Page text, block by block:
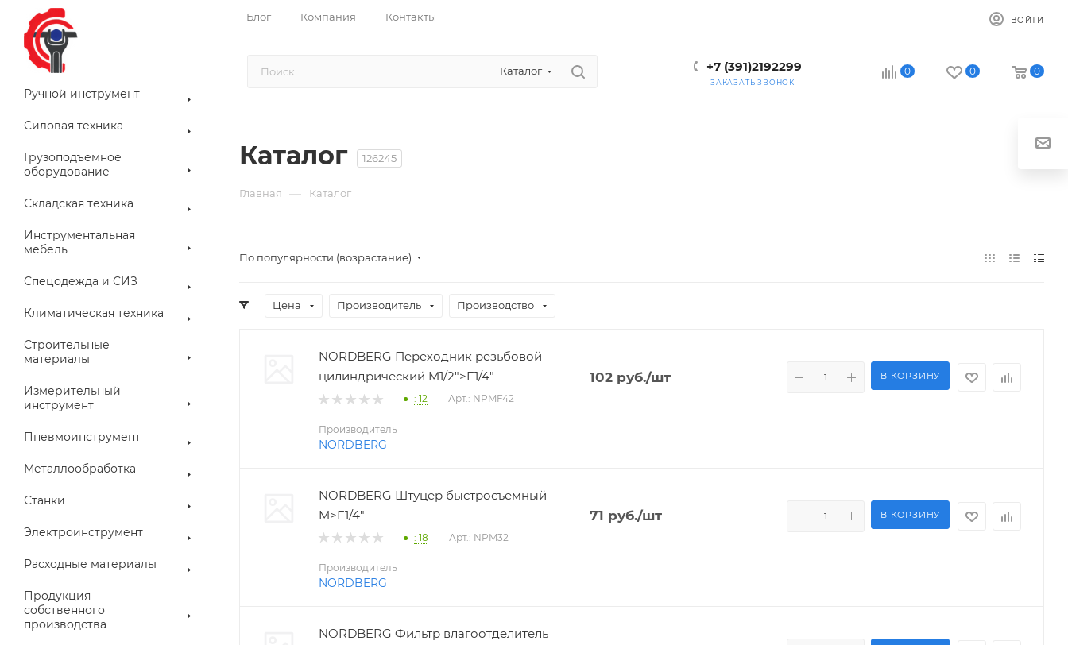
Блог Компания Контакты ВОЙТИ
Каталог +7 (391)2192299
ЗАКАЗАТЬ ЗВОНОК
0 0 0
Ручной инструмент
Силовая техника
Грузоподъемное
оборудование
Складская техника
Инструментальная
мебель
Спецодежда и СИЗ
Климатическая техника
Строительные
материалы
Измерительный
инструмент
Пневмоинструмент
Металлообработка
Станки
Электроинструмент
Расходные материалы
Продукция
собственного
производства
Каталог 126245
Главная — Каталог
По популярности (возрастание)
Цена Производитель Производство
NORDBERG Переходник резьбовой
цилиндрический M1/2">F1/4"
: 12 Арт.: NPMF42
102руб./шт В КОРЗИНУ
Производитель
NORDBERG
NORDBERG Штуцер быстросъемный
M>F1/4"
: 18 Арт.: NPM32
71 руб./шт В КОРЗИНУ
Производитель
NORDBERG
NORDBERG Фильтр влагоотделитель